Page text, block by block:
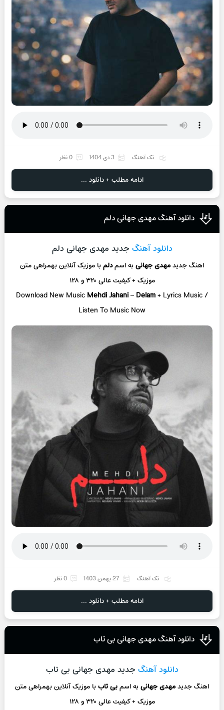
تک آهنگ 3 دی 1404 0 نظر
ادامه مطلب + دانلود ...
دانلود آهنگ مهدی جهانی دلم
دانلود آهنگ جدید مهدی جهانی دلم
اهنگ جدیدمهدی جهانیبه اسمدلمبا موزیک آنلاینبهمراهی متن
موزیک + کیفیت عالی ۳۲۰ و ۱۲۸
Download New Music Mehdi Jahani– Delam+ Lyrics Music /
Listen To Music Now
تک آهنگ 27 بهمن 1403 0 نظر
ادامه مطلب + دانلود ...
دانلود آهنگ مهدی جهانی بی تاب
دانلود آهنگ جدید مهدی جهانی بی تاب
اهنگ جدیدمهدی جهانیبه اسمبی تاببا موزیک آنلاین بهمراهی متن
موزیک + کیفیت عالی ۳۲۰ و ۱۲۸